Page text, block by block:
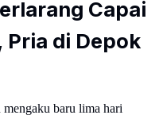
Capai
Pria di Depok
baru lima hari